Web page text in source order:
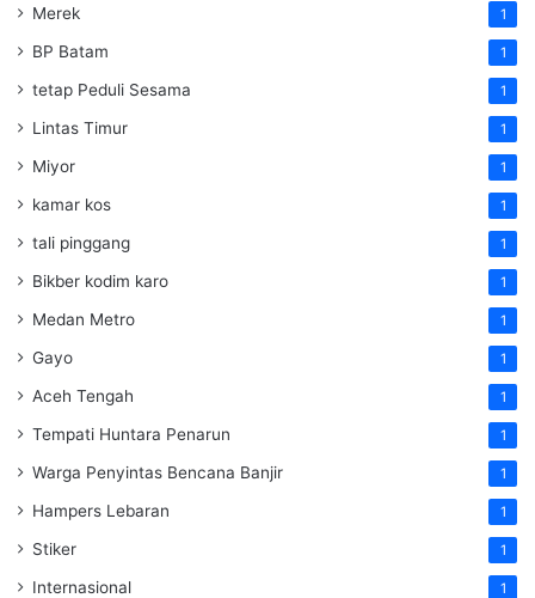
Merek 1
BP Batam 1
tetap Peduli Sesama 1
Lintas Timur 1
Miyor 1
kamar kos 1
tali pinggang 1
Bikber kodim karo 1
Medan Metro 1
Gayo 1
Aceh Tengah 1
Tempati Huntara Penarun 1
Warga Penyintas Bencana Banjir 1
Hampers Lebaran 1
Stiker 1
Internasional 1